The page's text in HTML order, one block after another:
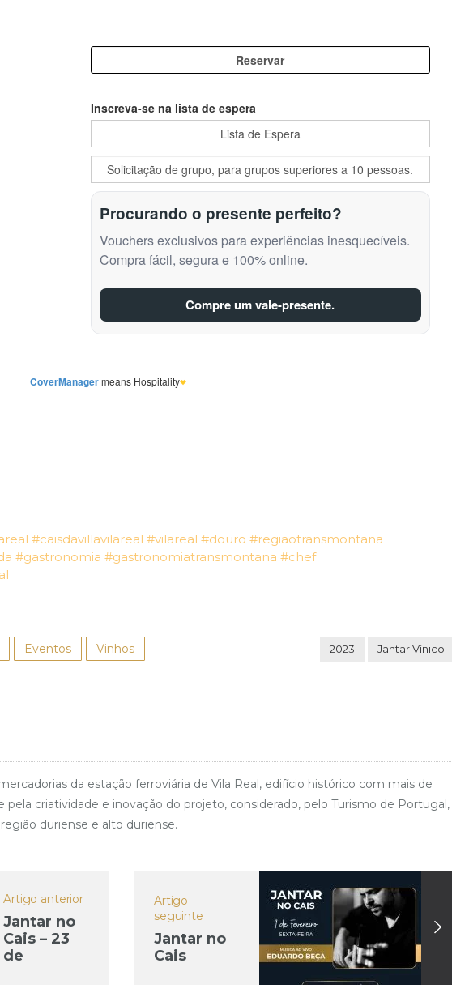
#caisdavillavilareal #vilareal #douro #regiaotransmontana
#gastronomia #gastronomiatransmontana #chef
Eventos Vinhos 2023 Jantar Vínico
da estação ferroviária de Vila Real, edifício histórico com mais de
pela criatividade e inovação do projeto, considerado, pelo Turismo de Portugal,
duriense e alto duriense.
Artigo anterior
Jantar no
Cais – 23
de
Artigo
seguinte
Jantar no
Cais